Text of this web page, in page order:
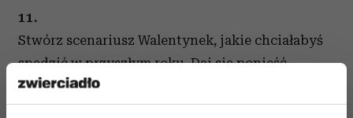
11.
Stwórz scenariusz Walentynek, jakie chciałabyś
spędzić w przyszłym roku. Daj się ponieść
wyobraźni.